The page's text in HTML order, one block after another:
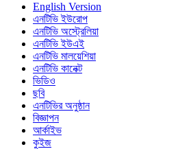
English Version
এনটিভি ইউরোপ
এনটিভি অস্ট্রেলিয়া
এনটিভি ইউএই
এনটিভি মালয়েশিয়া
এনটিভি কানেক্ট
ভিডিও
ছবি
এনটিভির অনুষ্ঠান
বিজ্ঞাপন
আর্কাইভ
কুইজ